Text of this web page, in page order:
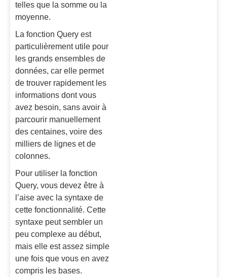
telles que la somme ou la
moyenne.
La fonction Query est
particulièrement utile pour
les grands ensembles de
données, car elle permet
de trouver rapidement les
informations dont vous
avez besoin, sans avoir à
parcourir manuellement
des centaines, voire des
milliers de lignes et de
colonnes.
Pour utiliser la fonction
Query, vous devez être à
l’aise avec la syntaxe de
cette fonctionnalité. Cette
syntaxe peut sembler un
peu complexe au début,
mais elle est assez simple
une fois que vous en avez
compris les bases.